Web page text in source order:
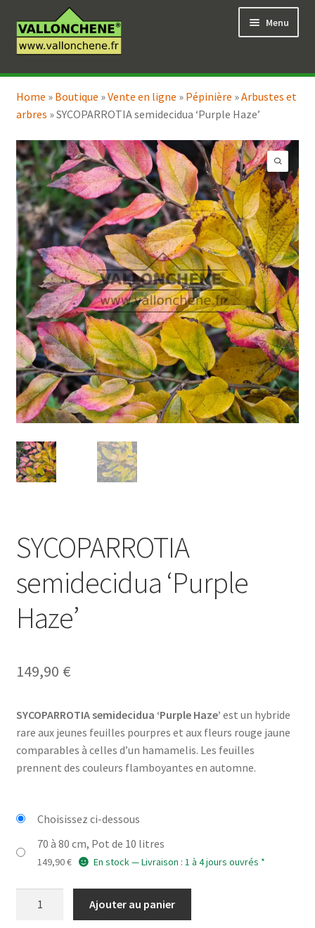
à
la
au
contenu
Menu
Vente en ligne
menu
Coaching pour le jardin
Ouvrir
enfant
Home » Boutique »Vente en ligne » Pépinière »Arbustes et
arbres »SYCOPARROTIA semidecidua ‘Purple Haze’
SYCOPARROTIA
semidecidua ‘Purple
Haze’
149,90 €
SYCOPARROTIA semidecidua ‘Purple Haze’ est un hybride
rare aux jeunes feuilles pourpres et aux fleurs rouge jaune
comparables à celles d’un hamamelis. Les feuilles
prennent des couleurs flamboyantes en automne.
Choisissez ci-dessous
70 à 80 cm, Pot de 10 litres
149,90€ En stock — Livraison : 1 à 4 jours ouvrés *
Ajouter au panier